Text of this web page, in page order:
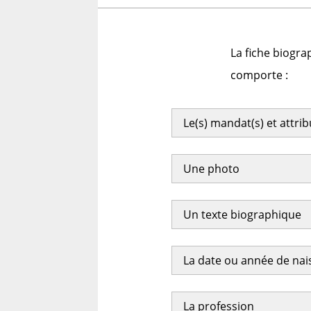
La fiche
comporte :
Le(s) mandat(s) et
Une photo
Un texte biographique
La date ou année de
La profession